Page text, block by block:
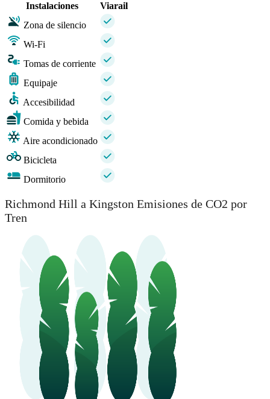
Instalaciones
Viarail
Zona de silencio
Wi-Fi
Tomas de corriente
Equipaje
Accesibilidad
Comida y bebida
Aire acondicionado
Bicicleta
Dormitorio
Richmond Hill a Kingston Emisiones de CO2 por
Tren